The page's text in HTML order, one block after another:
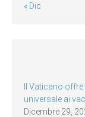
« Dic
Il Vaticano
universale ai
Dicembre 29,